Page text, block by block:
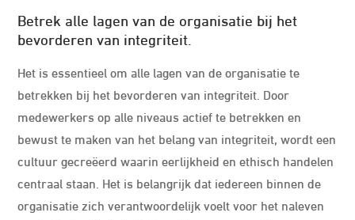
Betrek alle lagen van de organisatie bij het
bevorderen van integriteit.
Het is essentieel om alle lagen van de organisatie te
betrekken bij het bevorderen van integriteit. Door
medewerkers op alle niveaus actief te betrekken en
bewust te maken van het belang van integriteit, wordt een
cultuur gecreëerd waarin eerlijkheid en ethisch handelen
centraal staan. Het is belangrijk dat iedereen binnen de
organisatie zich verantwoordelijk voelt voor het naleven